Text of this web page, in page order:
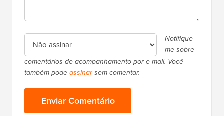
Notifique-
me sobre
comentários de acompanhamento por e-mail. Você
também podeassinarsem comentar.